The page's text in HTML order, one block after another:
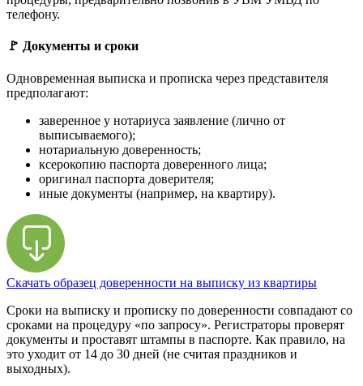
телефону.
🚩 Документы и сроки
Одновременная выписка и прописка через представителя
предполагают:
заверенное у нотариуса заявление (лично от
выписываемого);
нотариальную доверенность;
ксерокопию паспорта доверенного лица;
оригинал паспорта доверителя;
иные документы (например, на квартиру).
Скачать образец доверенности на выписку из квартиры
Сроки на выписку и прописку по доверенности совпадают со
сроками на процедуру «по запросу». Регистраторы проверят
документы и проставят штампы в паспорте. Как правило, на
это уходит от 14 до 30 дней (не считая праздников и
выходных).